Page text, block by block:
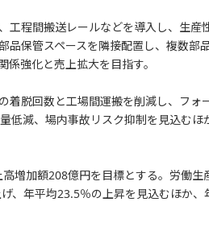
工程間搬送レールなどを導入し、生産
品保管スペースを隣接配置し、複数部
強化と売上拡大を目指す。
着脱回数と工場間運搬を削減し、フォ
低減、場内事故リスク抑制を見込むほ
増加額208億円を目標とする。労働生
、年平均23.5％の上昇を見込むほか